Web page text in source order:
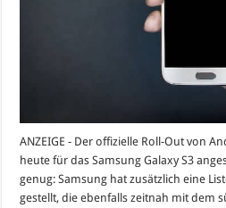
ANZEIGE - Der offizielle Roll-Out von
heute für das Samsung Galaxy S3
genug: Samsung hat zusätzlich eine
gestellt, die ebenfalls zeitnah mit dem